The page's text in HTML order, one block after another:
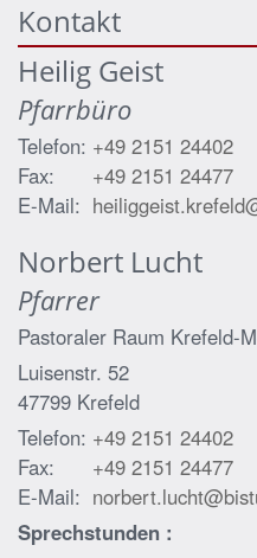
Kontakt
Heilig Geist
Pfarrbüro
Telefon: +49 2151 24402
Fax:
+49 2151 24477
E-Mail:
Norbert Lucht
Pfarrer
Pastoraler Raum Krefeld-
Luisenstr. 52
47799 Krefeld
Telefon: +49 2151 24402
Fax:
+49 2151 24477
E-Mail:
Sprechstunden :